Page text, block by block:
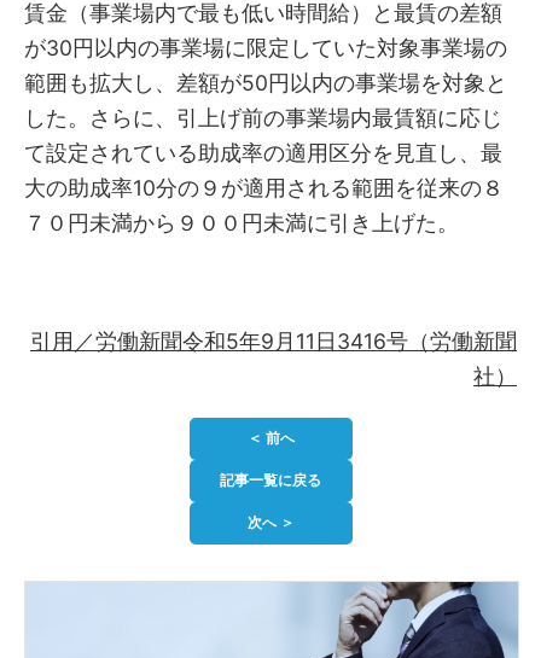
賃金（事業場内で最も低い時間給）と最賃の差額
が30円以内の事業場に限定していた対象事業場の
範囲も拡大し、差額が50円以内の事業場を対象と
した。さらに、引上げ前の事業場内最賃額に応じ
て設定されている助成率の適用区分を見直し、最
大の助成率10分の９が適用される範囲を従来の８
７０円未満から９００円未満に引き上げた。
引用／労働新聞令和5年9月11日3416号（労働新聞
社）
＜ 前へ
記事一覧に戻る
次へ ＞